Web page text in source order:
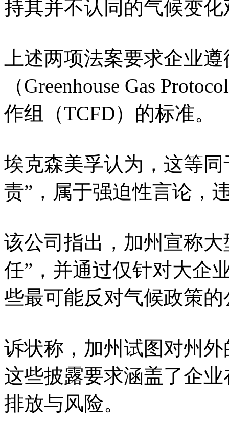
持其并不认同的气候变化
上述两项法案要求企业
（Greenhouse Gas
作组（TCFD）的标准。
埃克森美孚认为，这等
责”，属于强迫性言论，
该公司指出，加州宣称
任”，并通过仅针对大企
些最可能反对气候政策的
诉状称，加州试图对州
这些披露要求涵盖了企
排放与风险。